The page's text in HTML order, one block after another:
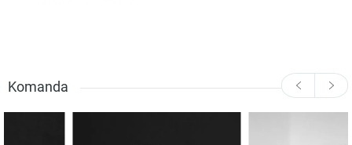
Komanda